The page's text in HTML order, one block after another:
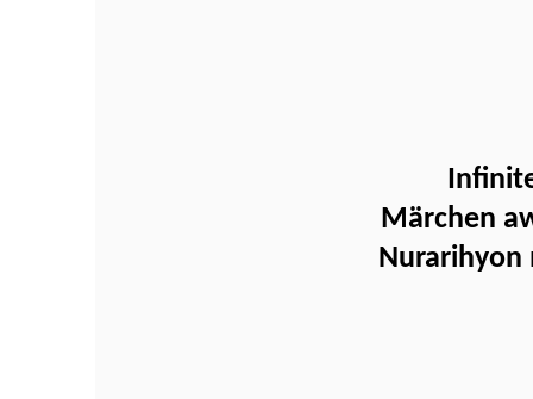
Märchen
Nurarihyon